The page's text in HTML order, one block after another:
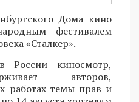
Дома кино
фестивалем
«Сталкер».
России киносмотр,
авторов,
работах темы прав и